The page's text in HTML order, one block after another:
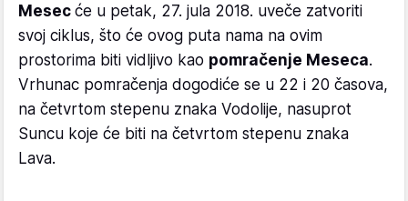
Mesec će u petak, 27. jula 2018. uveče zatvoriti
svoj ciklus, što će ovog puta nama na ovim
prostorima biti vidljivo kao pomračenje Meseca.
Vrhunac pomračenja dogodiće se u 22 i 20 časova,
na četvrtom stepenu znaka Vodolije, nasuprot
Suncu koje će biti na četvrtom stepenu znaka
Lava.